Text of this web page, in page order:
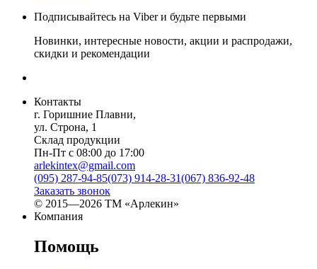
Подписывайтесь на Viber и будьте первыми
Новинки, интересные новости, акции и распродажи,
скидки и рекомендации
Контакты
г. Горишние Плавни,
ул. Строна, 1
Склад продукции
Пн-Пт с 08:00 до 17:00
arlekintex@gmail.com
(095) 287-94-85(073) 914-28-31(067) 836-92-48
Заказать звонок
© 2015—2026 ТМ «Арлекин»
Компания
Помощь